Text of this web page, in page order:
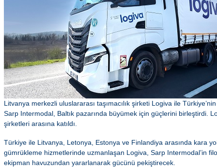
Litvanya merkezli uluslararası taşımacılık şirketi Logiva ile
Sarp Intermodal, Baltık pazarında büyümek için güçlerini birleştirdi.
şirketleri arasına katıldı.
Türkiye ile Litvanya, Letonya, Estonya ve Finlandiya arasında kara
gümrükleme hizmetlerinde uzmanlaşan Logiva, Sarp Intermodal’in
ekipman havuzundan yararlanarak gücünü pekiştirecek.